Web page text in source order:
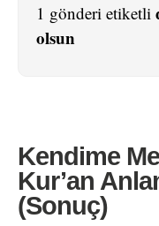
1 gönderi etiketli
olsun
Kendime
Kur’an
(Sonuç)